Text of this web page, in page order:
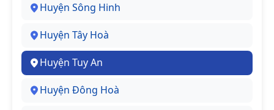
Huyện Sông Hinh
Huyện Tây Hoà
Huyện Tuy An
Huyện Đông Hoà